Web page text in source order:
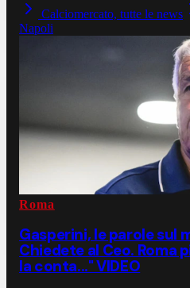
Calciomercato, tutte le news
Napoli
Roma
Gasperini, le parole sul
Chiedete al Ceo. Roma
la conta..." VIDEO